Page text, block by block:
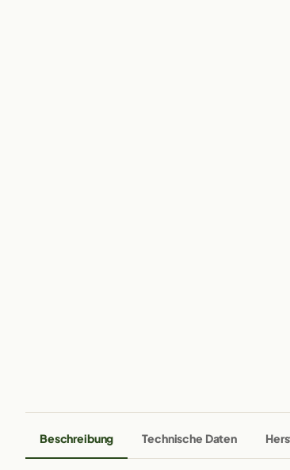
Beschreibung Technische Daten